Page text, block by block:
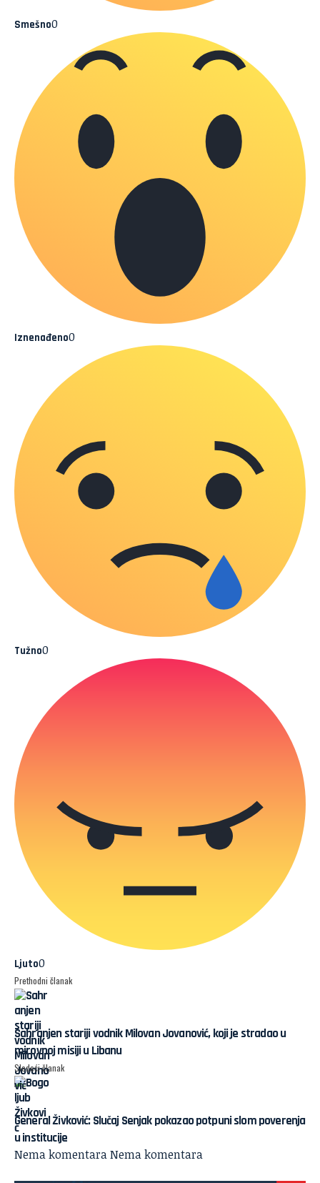
Smešno0
Iznenađeno0
Tužno0
Ljuto0
Prethodni članak
Sahranjen stariji vodnik Milovan Jovanović, koji je stradao u
mirovnoj misiji u Libanu
Sledeći članak
General Živković: Slučaj Senjak pokazao potpuni slom poverenja
u institucije
Nema komentaraNema komentara